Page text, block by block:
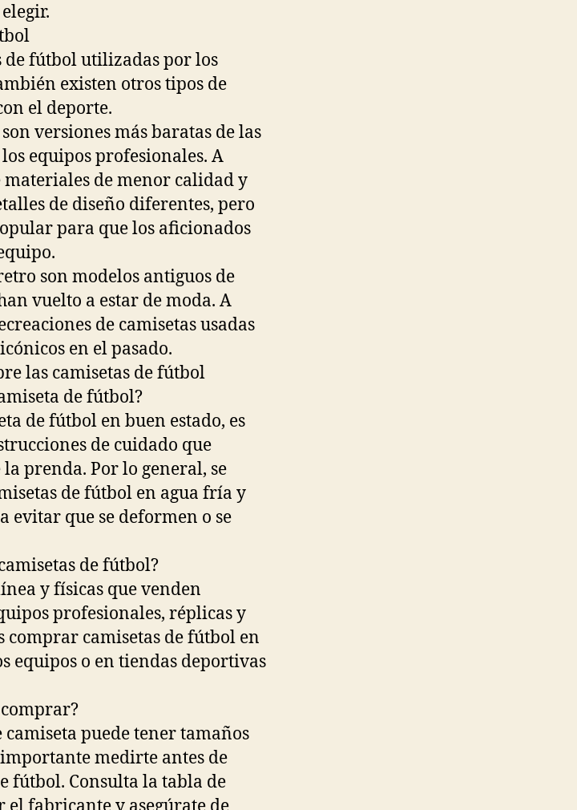
de fútbol utilizadas por los
existen otros tipos de
el deporte.
versiones más baratas de las
equipos profesionales. A
materiales de menor calidad y
de diseño diferentes, pero
para que los aficionados
son modelos antiguos de
vuelto a estar de moda. A
de camisetas usadas
en el pasado.
las camisetas de fútbol
de fútbol?
de fútbol en buen estado, es
de cuidado que
prenda. Por lo general, se
de fútbol en agua fría y
evitar que se deformen o se
de fútbol?
y físicas que venden
profesionales, réplicas y
comprar camisetas de fútbol en
equipos o en tiendas deportivas
puede tener tamaños
medirte antes de
fútbol. Consulta la tabla de